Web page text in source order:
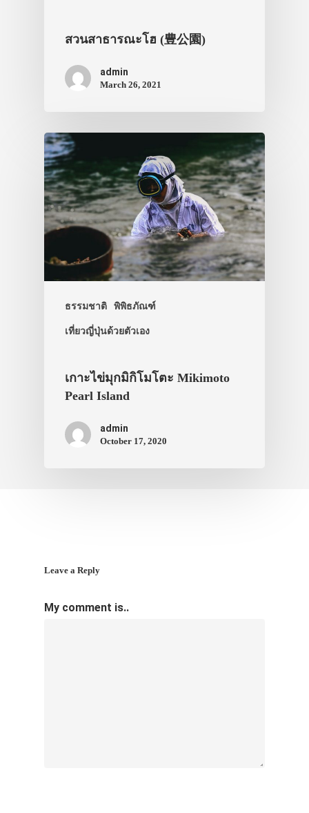
สวนสาธารณะโฮ (豊公園)
admin
March 26, 2021
ธรรมชาติ พิพิธภัณฑ์
เที่ยวญี่ปุ่นด้วยตัวเอง
เกาะไข่มุกมิกิโมโตะ Mikimoto
Pearl Island
admin
October 17, 2020
Leave a Reply
My comment is..
ประเทศญี่ปุ่น
เที่ยวญี่ปุ่นด้ว
เอง
รถบัส
เดินทาง
ทัวร์
ที่พัก
ภาพประทับใจ